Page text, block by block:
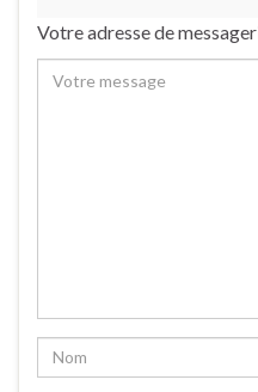
Votre adresse de